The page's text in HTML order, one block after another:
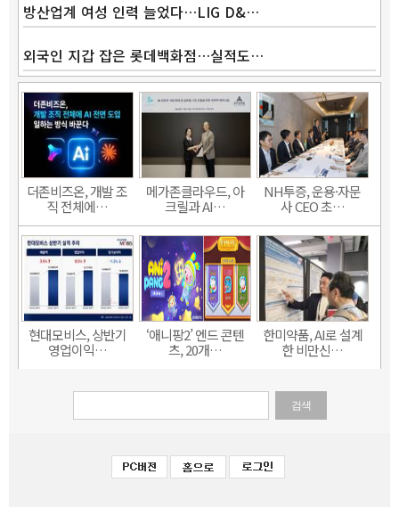
방산업계 여성 인력 늘었다…LIG D&…
외국인 지갑 잡은 롯데백화점…실적도…
더존비즈온, 개발 조
직 전체에…
메가존클라우드, 아
크릴과 AI…
NH투증, 운용·자문
사 CEO 초…
현대모비스, 상반기
영업이익…
‘애니팡2’ 엔드 콘텐
츠, 20개…
한미약품, AI로 설계
한 비만신…
검색